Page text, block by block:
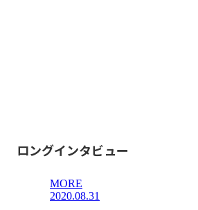
ロングインタビュー